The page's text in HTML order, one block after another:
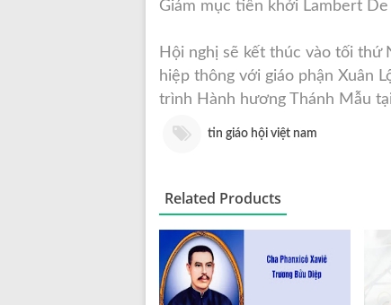
Giám mục tiên khởi Lambert
Hội nghị sẽ kết thúc vào tối thứ
hiệp thông với giáo phận Xuân
trình Hành hương Thánh Mẫu
tin giáo hội việt nam
Related Products